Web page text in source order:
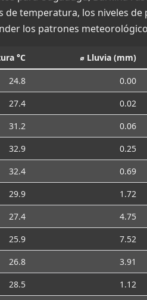
de temperatura, los niveles
los patrones
°C ⌀ Lluvia (mm)
24.8 0.00
27.4 0.02
31.2 0.06
32.9 0.25
32.4 0.69
29.9 1.72
27.4 4.75
25.9 7.52
26.8 3.91
28.5 1.12